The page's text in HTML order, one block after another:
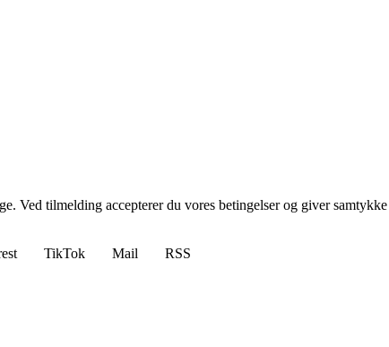
tilmelding accepterer du vores betingelser og giver
TikTok Mail
RSS